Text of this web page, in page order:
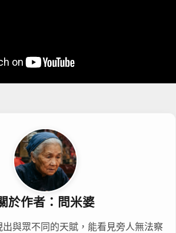
於作者：問米婆
出與眾不同的天賦，能看見旁人無法察